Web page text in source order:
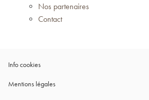
Nos partenaires
Contact
Info cookies(ouvre
une
Mentions légales(ouvre